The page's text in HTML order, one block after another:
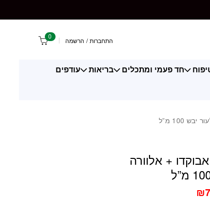
התחברות / הרשמה 0
חד פעמי ומתכלים בריאות
עודפים
100 מ”ל
+ אלוורה
₪